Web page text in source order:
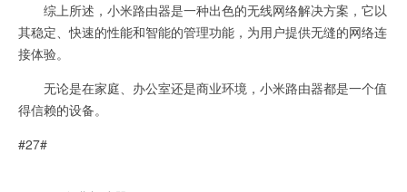
综上所述，小米路由器是一种出色的无线网络解决方案，它以
其稳定、快速的性能和智能的管理功能，为用户提供无缝的网络连
接体验。
无论是在家庭、办公室还是商业环境，小米路由器都是一个值
得信赖的设备。
#27#